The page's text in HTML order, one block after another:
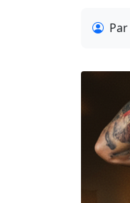
Par